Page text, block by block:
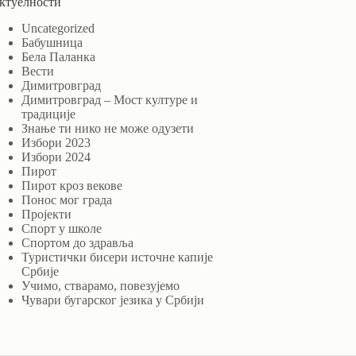
Uncategorized
Бабушница
Бела Паланка
Вести
Димитровград
Димитровград – Мост културе и
традиције
Знање ти нико не може одузети
Избори 2023
Избори 2024
Пирот
Пирот кроз векове
Понос мог града
Пројекти
Спорт у школе
Спортом до здравља
Туристички бисери источне капије
Србије
Учимо, стварамо, повезујемо
Чувари бугарског језика у Србији